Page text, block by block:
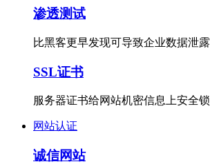
渗透测试
比黑客更早发现可导致企业数据泄露
SSL证书
服务器证书给网站机密信息上安全锁
网站认证
诚信网站